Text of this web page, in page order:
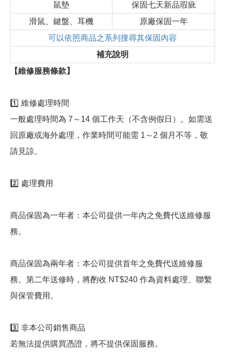
鼠墊
保固七天新品瑕疵
滑鼠、鍵盤、耳機
原廠保固一年
可以依照商品之系列搜尋其保固內容
補充說明
【維修服務條款】
1️⃣ 維修處理時間
一般處理時間為 7～14 個工作天（不含例假日）。如需送
回原廠或海外處理，作業時間可能需 1～2 個月不等，敬
請見諒。
2️⃣ 處理費用
商品保固為一年者：本公司提供一年內之免費代送維修服
務。
商品保固為兩年者：本公司提供首年之免費代送維修服
務。第二年送修時，將酌收 NT$240 作為資料處理、聯繫
與保管費用。
3️⃣ 非本公司銷售商品
若無法提供購買憑證，將不提供保固服務。